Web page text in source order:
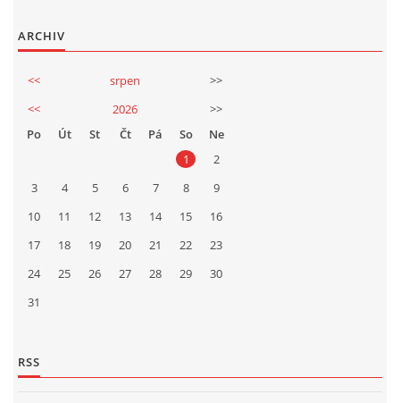
ARCHIV
<< srpen
>>
<<
2026
>>
Po
Út St Čt Pá So
Ne
1
2
3
4 5 6 7 8
9
10
11 12 13 14 15
16
17
18 19 20 21 22
23
24
25 26 27 28 29
30
31
RSS